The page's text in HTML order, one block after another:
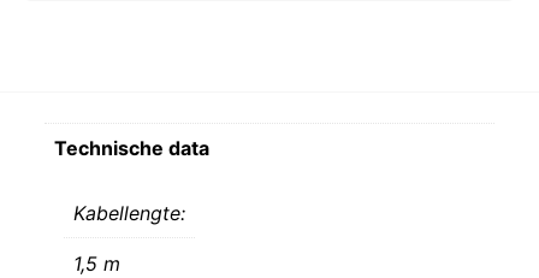
Technische data
Kabellengte:
1,5 m